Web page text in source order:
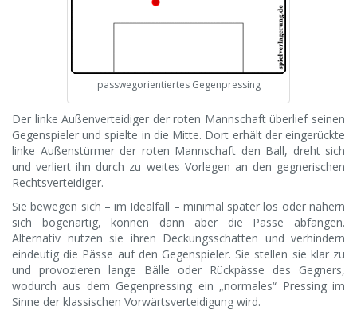
passwegorientiertes Gegenpressing
Der linke Außenverteidiger der roten Mannschaft überlief seinen
Gegenspieler und spielte in die Mitte. Dort erhält der eingerückte
linke Außenstürmer der roten Mannschaft den Ball, dreht sich
und verliert ihn durch zu weites Vorlegen an den gegnerischen
Rechtsverteidiger.
Sie bewegen sich – im Idealfall – minimal später los oder nähern
sich bogenartig, können dann aber die Pässe abfangen.
Alternativ nutzen sie ihren Deckungsschatten und verhindern
eindeutig die Pässe auf den Gegenspieler. Sie stellen sie klar zu
und provozieren lange Bälle oder Rückpässe des Gegners,
wodurch aus dem Gegenpressing ein „normales“ Pressing im
Sinne der klassischen Vorwärtsverteidigung wird.